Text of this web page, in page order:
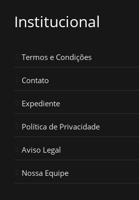
Institucional
Termos e Condições
Contato
Expediente
Política de Privacidade
Aviso Legal
Nossa Equipe